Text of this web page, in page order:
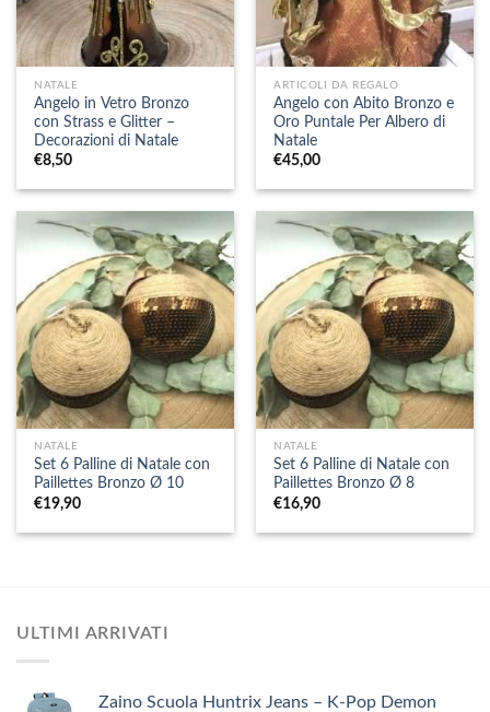
NATALE
Angelo in Vetro Bronzo
con Strass e Glitter –
Decorazioni di Natale
€8,50
ARTICOLI DA REGALO
Angelo con Abito Bronzo e
Oro Puntale Per Albero di
Natale
€45,00
NATALE
Set 6 Palline di Natale con
Paillettes Bronzo Ø 10
€19,90
NATALE
Set 6 Palline di Natale con
Paillettes Bronzo Ø 8
€16,90
ULTIMI ARRIVATI
Zaino Scuola Huntrix Jeans – K-Pop Demon